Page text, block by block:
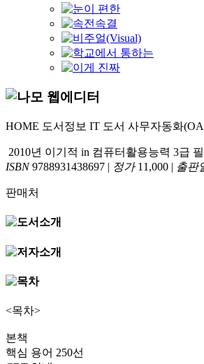
HOME 도서정보 IT 도서 사무자동화
2010년 이기적 in 컴퓨터활용능력 3급
ISBN9788931438697 | 정가11,000 | 출판
판매처
<목차>
본책
핵심 용어 250선